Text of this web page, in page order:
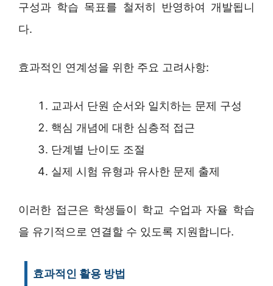
구성과 학습 목표를 철저히 반영하여 개발됩니
다.
효과적인 연계성을 위한 주요 고려사항:
교과서 단원 순서와 일치하는 문제 구성
핵심 개념에 대한 심층적 접근
단계별 난이도 조절
실제 시험 유형과 유사한 문제 출제
이러한 접근은 학생들이 학교 수업과 자율 학습
을 유기적으로 연결할 수 있도록 지원합니다.
효과적인 활용 방법